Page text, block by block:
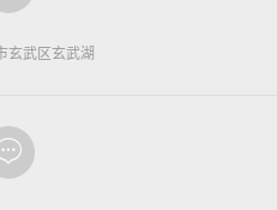
玄武区玄武湖